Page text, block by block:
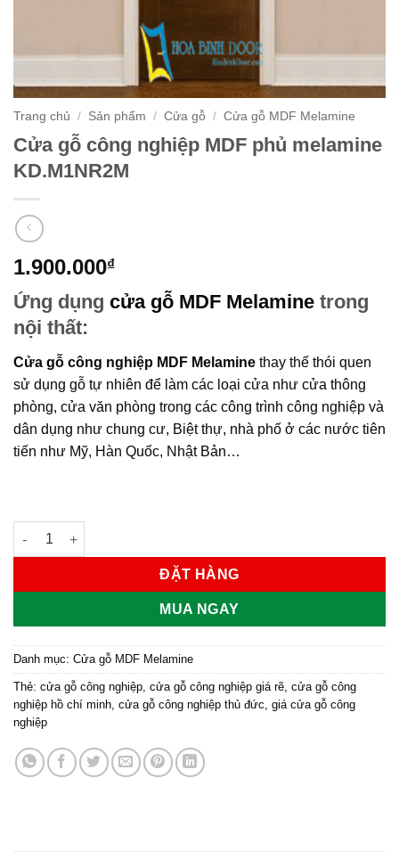
Trang chủ / Sản phẩm / Cửa gỗ / Cửa gỗ MDF Melamine
Cửa gỗ công nghiệp MDF phủ melamine
KD.M1NR2M
1.900.000₫
Ứng dụng cửa gỗ MDF Melamine trong
nội thất:
Cửa gỗ công nghiệp MDF Melamine thay thế thói quen
sử dụng gỗ tự nhiên để làm các loại cửa như cửa thông
phòng, cửa văn phòng trong các công trình công nghiệp và
dân dụng như chung cư, Biệt thự, nhà phố ở các nước tiên
tiến như Mỹ, Hàn Quốc, Nhật Bản…
Cửa gỗ công nghiệp MDF phủ melamine KD.M1NR2M số lượng
ĐẶT HÀNG
MUA NGAY
Danh mục: Cửa gỗ MDF Melamine
Thẻ: cửa gỗ công nghiệp, cửa gỗ công nghiệp giá rẽ, cửa gỗ công
nghiệp hồ chí minh, cửa gỗ công nghiệp thủ đức, giá cửa gỗ công
nghiệp